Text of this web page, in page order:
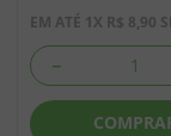
EM ATÉ 1X R$ 8,90
－